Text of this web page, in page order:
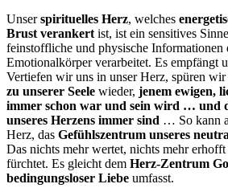
Unserspirituelles Herz, welches
Brust verankert ist, ist ein sensitives
feinstoffliche und physische Informationen
Emotionalkörper verarbeitet. Es empfängt
Vertiefen wir uns in unser Herz, spüren wir
zu unserer Seele wieder, jenem ewigen,
immer schon war und sein wird … und
unseres Herzens immer sind … So kann
Herz, das Gefühlszentrum unseres
Das nichts mehr wertet, nichts mehr
fürchtet. Es gleicht dem Herz-Zentrum
bedingungsloser Liebe umfasst.